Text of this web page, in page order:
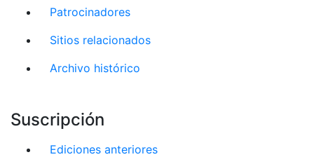
Patrocinadores
Sitios relacionados
Archivo histórico
Suscripción
Ediciones anteriores